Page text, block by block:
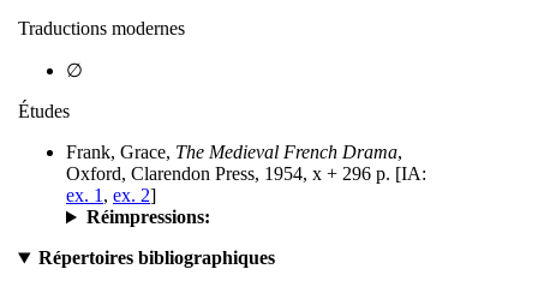
Traductions modernes
∅
Études
Frank, Grace, The Medieval French Drama,
Oxford, Clarendon Press, 1954, x + 296 p. [IA:
ex. 1 , ex. 2]
Réimpressions:
Répertoires bibliographiques